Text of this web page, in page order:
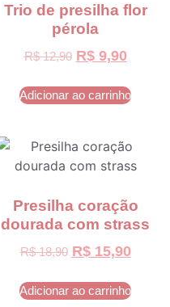
Trio de presilha flor
pérola
R$12,90 R$9,90
Adicionar ao carrinho
Presilha coração
dourada com strass
R$18,90 R$15,90
Adicionar ao carrinho